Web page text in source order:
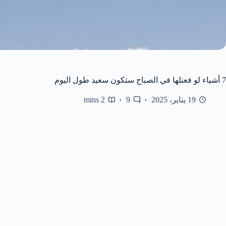
7 أشياء لو فعتلها في الصباح ستكون سعيد طول اليوم
19 يناير، 2025 9
2 mins